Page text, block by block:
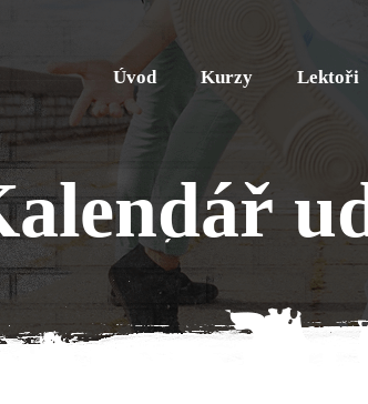
Úvod Kurzy Lektoři